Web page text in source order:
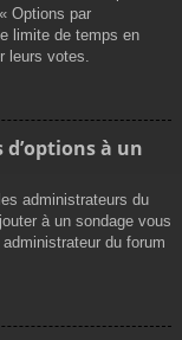
Options par
limite de temps en
leurs votes.
à un
administrateurs du
à un sondage vous
du forum